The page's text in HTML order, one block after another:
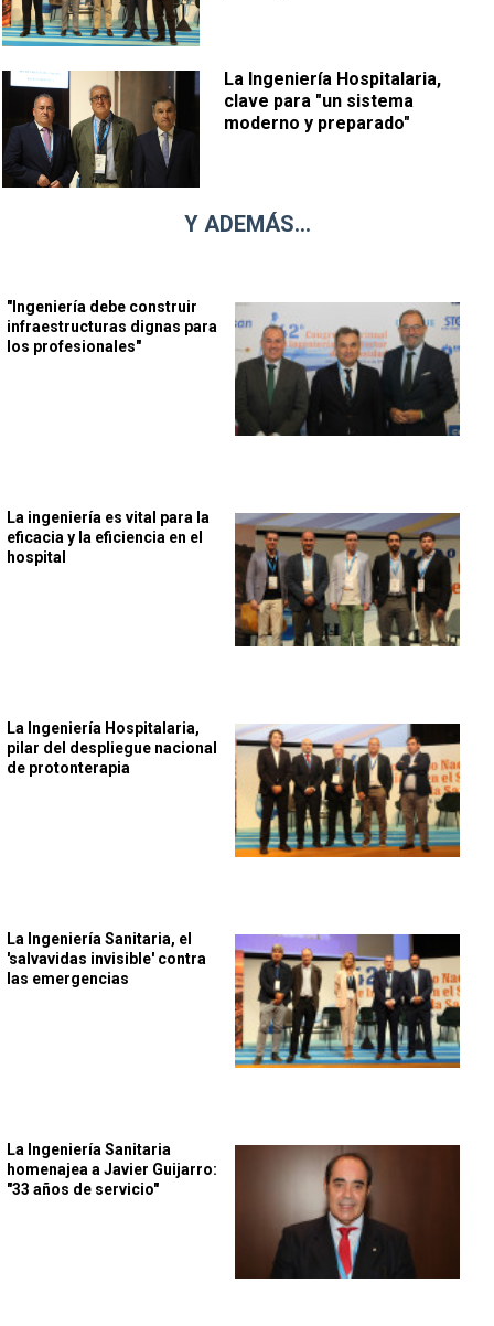
La Ingeniería Hospitalaria,
clave para "un sistema
moderno y preparado"
Y ADEMÁS...
"Ingeniería debe construir
infraestructuras dignas para
los profesionales"
La ingeniería es vital para la
eficacia y la eficiencia en el
hospital
La Ingeniería Hospitalaria,
pilar del despliegue nacional
de protonterapia
La Ingeniería Sanitaria, el
'salvavidas invisible' contra
las emergencias
La Ingeniería Sanitaria
homenajea a Javier Guijarro:
"33 años de servicio"